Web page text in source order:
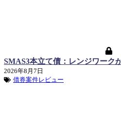
SMAS3本立て債：レンジワーク
2026年8月7日
債券案件レビュー